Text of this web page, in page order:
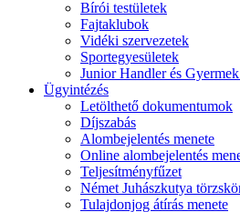
Bírói testületek
Fajtaklubok
Vidéki szervezetek
Sportegyesületek
Junior Handler és
Ügyintézés
Letölthető dokumentumok
Díjszabás
Alombejelentés menete
Online alombejelentés
Teljesítményfűzet
Német Juhászkutya
Tulajdonjog átírás menete